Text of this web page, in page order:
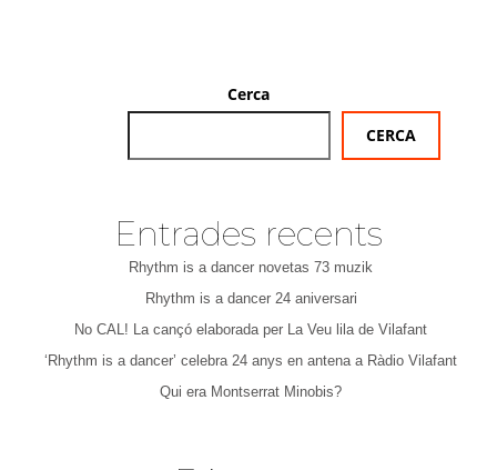
Cerca
CERCA
Entrades recents
Rhythm is a dancer novetas 73 muzik
Rhythm is a dancer 24 aniversari
No CAL! La cançó elaborada per La Veu lila de Vilafant
‘Rhythm is a dancer’ celebra 24 anys en antena a Ràdio Vilafant
Qui era Montserrat Minobis?